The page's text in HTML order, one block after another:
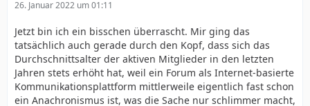
26. Januar 2022 um 01:11
Jetzt bin ich ein bisschen überrascht. Mir ging das
tatsächlich auch gerade durch den Kopf, dass sich das
Durchschnittsalter der aktiven Mitglieder in den letzten
Jahren stets erhöht hat, weil ein Forum als Internet-basierte
Kommunikationsplattform mittlerweile eigentlich fast schon
ein Anachronismus ist, was die Sache nur schlimmer macht,